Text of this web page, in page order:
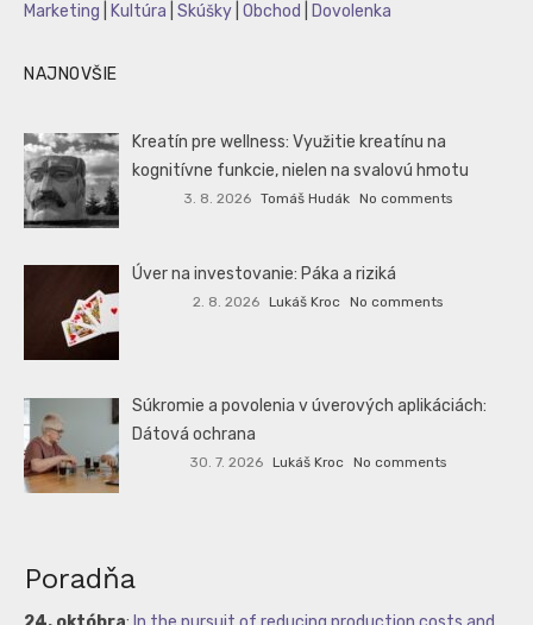
Marketing
Kultúra Skúšky Obchod Dovolenka
NAJNOVŠIE
Kreatín pre wellness: Využitie kreatínu na
kognitívne funkcie, nielen na svalovú hmotu
3. 8. 2026 Tomáš Hudák No comments
Úver na investovanie: Páka a riziká
2. 8. 2026 Lukáš Kroc No comments
Súkromie a povolenia v úverových aplikáciách:
Dátová ochrana
30. 7. 2026 Lukáš Kroc No comments
Poradňa